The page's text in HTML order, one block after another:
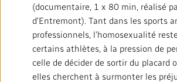
(documentaire, 1 x 80 min, réalisé
d'Entremont). Tant dans les sports
professionnels, l’homosexualité
certains athlètes, à la pression de
celle de décider de sortir du placard
elles cherchent à surmonter les